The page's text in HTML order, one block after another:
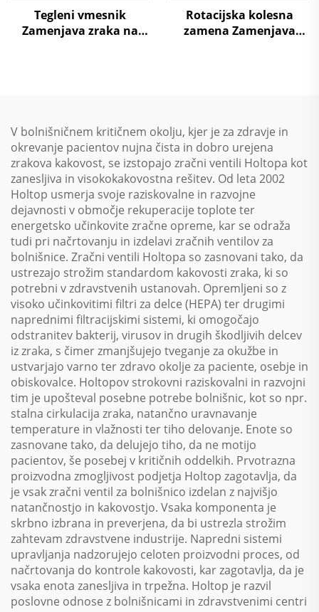
Tegleni vmesnik
Zamenjava zraka na
Rotacijska kolesna
zamena Zamenjava
V bolnišničnem kritičnem okolju, kjer je za zdravje in
okrevanje pacientov nujna čista in dobro urejena
zrakova kakovost, se izstopajo zračni ventili Holtopa kot
zanesljiva in visokokakovostna rešitev. Od leta 2002
Holtop usmerja svoje raziskovalne in razvojne
dejavnosti v območje rekuperacije toplote ter
energetsko učinkovite zračne opreme, kar se odraža
tudi pri načrtovanju in izdelavi zračnih ventilov za
bolnišnice. Zračni ventili Holtopa so zasnovani tako, da
ustrezajo strožim standardom kakovosti zraka, ki so
potrebni v zdravstvenih ustanovah. Opremljeni so z
visoko učinkovitimi filtri za delce (HEPA) ter drugimi
naprednimi filtracijskimi sistemi, ki omogočajo
odstranitev bakterij, virusov in drugih škodljivih delcev
iz zraka, s čimer zmanjšujejo tveganje za okužbe in
ustvarjajo varno ter zdravo okolje za paciente, osebje in
obiskovalce. Holtopov strokovni raziskovalni in razvojni
tim je upošteval posebne potrebe bolnišnic, kot so npr.
stalna cirkulacija zraka, natančno uravnavanje
temperature in vlažnosti ter tiho delovanje. Enote so
zasnovane tako, da delujejo tiho, da ne motijo
pacientov, še posebej v kritičnih oddelkih. Prvotrazna
proizvodna zmogljivost podjetja Holtop zagotavlja, da
je vsak zračni ventil za bolnišnico izdelan z najvišjo
natančnostjo in kakovostjo. Vsaka komponenta je
skrbno izbrana in preverjena, da bi ustrezla strožim
zahtevam zdravstvene industrije. Napredni sistemi
upravljanja nadzorujejo celoten proizvodni proces, od
načrtovanja do kontrole kakovosti, kar zagotavlja, da je
vsaka enota zanesljiva in trpežna. Holtop je razvil
poslovne odnose z bolnišnicami in zdravstvenimi centri